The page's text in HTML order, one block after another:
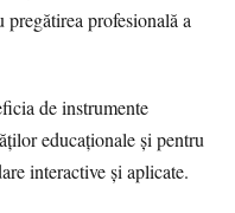
profesională a
de instrumente
educaționale și pentru
interactive și aplicate.